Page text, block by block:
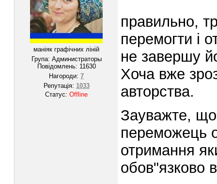
маніяк графічних ліній
Група: Администраторы
Повідомлень: 11630
Нагороди:7
Репутація: 1033
Статус:Offline
правильно,
перемогти і
не завершу
Хоча вже
авторства.
Зауважте, що
переможець
отримання
обов"язково